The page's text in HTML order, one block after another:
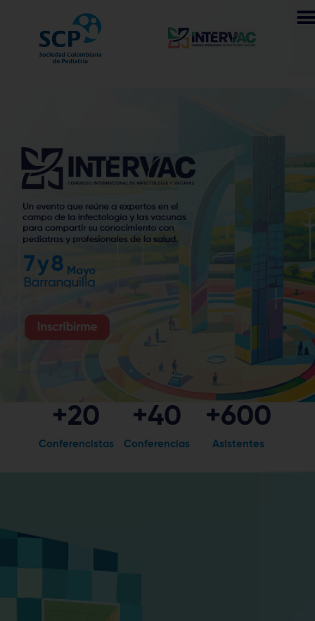
Infectología y Vacunas
2026
Conferencistas
+20
Conferencias
+40
Asistentes
+600